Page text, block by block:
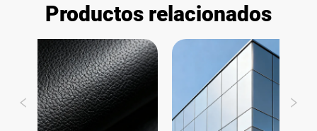
Productos relacionados